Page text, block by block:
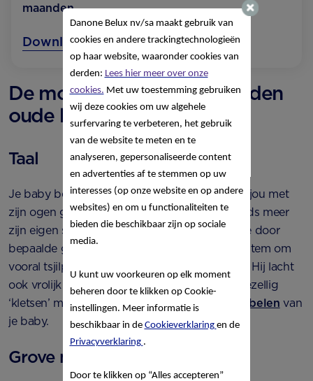
maanden
Download hier
De motoriek van je 4 maanden
oude baby
Taal
Je baby beweegt steeds makkelijker. Hij weet jou met
zijn ogen goed te volgen en ontdekt ook steeds meer
zijn eigen stem. Je kleine maakt contact met je door
bepaalde geluiden te maken en gebruikt zijn stem om
vooral tsjilpende geluiden mee te produceren. Hij lacht
ook vrolijk als je grappen uithaalt. Zo kan je gezellig
‘kletsen’ met je baby. Lees meer over het
brabbelen van
je baby.
Grove motoriek
Danone Belux nv/sa maakt gebruik van
cookies en andere trackingtechnologieën
op haar website, waaronder cookies van
derden: Lees hier meer over onze
cookies. Met uw toestemming gebruiken
wij deze cookies om uw algehele
surfervaring te verbeteren, het gebruik
van de website te meten en te
analyseren, gepersonaliseerde content
en advertenties af te stemmen op uw
interesses (op onze website en op andere
websites) en om u functionaliteiten te
bieden die beschikbaar zijn op sociale
media.
U kunt uw voorkeuren op elk moment
beheren door te klikken op Cookie-
instellingen. Meer informatie is
beschikbaar in de Cookieverklaring en de
Privacyverklaring .
Door te klikken op “Alles accepteren”